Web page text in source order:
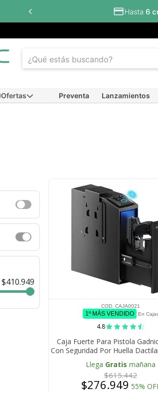
Ofertas Preventa Lanzamientos
$410.949
COD. CAJA0021
1º MÁS VENDIDO En
4.8
Caja Fuerte Para Pistola
Con Seguridad Por Huella
Acceso Y Código PIN
Llega Gratis mañana
$615.442
$276.949 55%